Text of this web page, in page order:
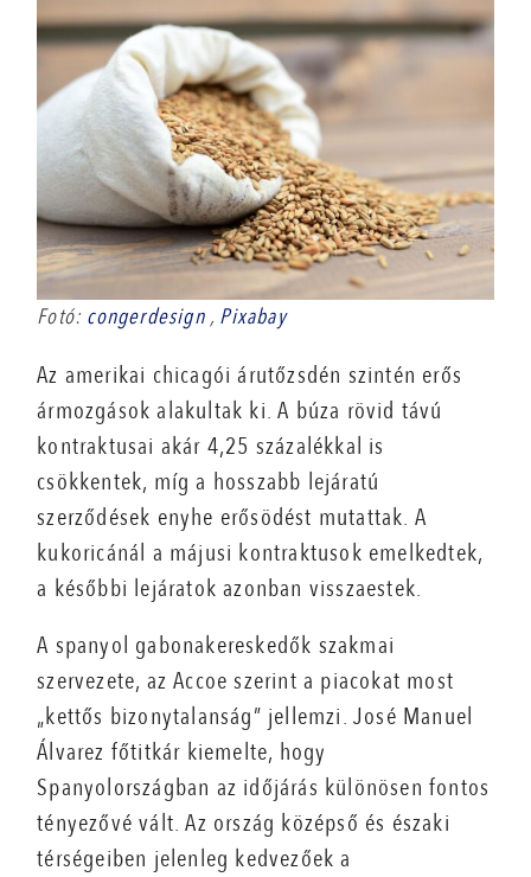
Fotó: congerdesign, Pixabay
Az amerikai chicagói árutőzsdén szintén erős
ármozgások alakultak ki. A búza rövid távú
kontraktusai akár 4,25 százalékkal is
csökkentek, míg a hosszabb lejáratú
szerződések enyhe erősödést mutattak. A
kukoricánál a májusi kontraktusok emelkedtek,
a későbbi lejáratok azonban visszaestek.
A spanyol gabonakereskedők szakmai
szervezete, az Accoe szerint a piacokat most
„kettős bizonytalanság” jellemzi. José Manuel
Álvarez főtitkár kiemelte, hogy
Spanyolországban az időjárás különösen fontos
tényezővé vált. Az ország középső és északi
térségeiben jelenleg kedvezőek a